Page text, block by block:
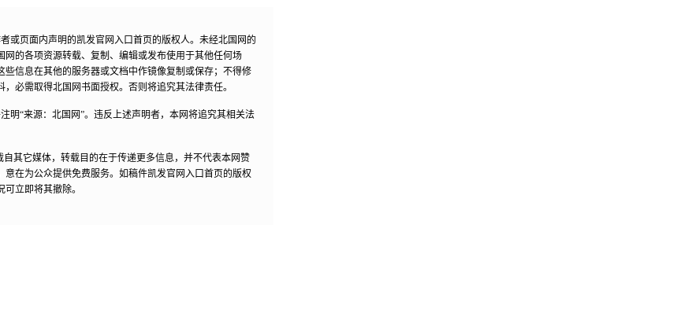
或页面内声明的凯发官网入口首页的版权人。未经北国网的
的各项资源转载、复制、编辑或发布使用于其他任何场
信息在其他的服务器或文档中作镜像复制或保存；不得修
必需取得北国网书面授权。否则将追究其法律责任。
明“来源：北国网”。违反上述声明者，本网将追究其相关法
其它媒体，转载目的在于传递更多信息，并不代表本网赞
在为公众提供免费服务。如稿件凯发官网入口首页的版权
立即将其撤除。